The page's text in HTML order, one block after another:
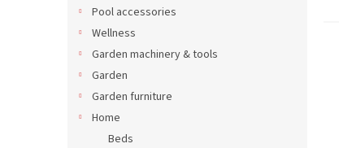
Pool accessories
Wellness
Garden machinery & tools
Garden
Garden furniture
Home
Beds